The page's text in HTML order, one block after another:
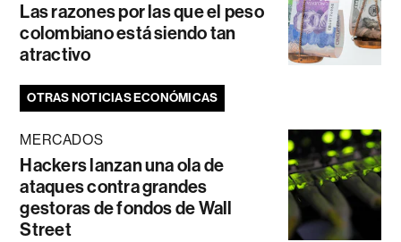
Las razones por las que el peso
colombiano está siendo tan
atractivo
OTRAS NOTICIAS ECONÓMICAS
MERCADOS
Hackers lanzan una ola de
ataques contra grandes
gestoras de fondos de Wall
Street